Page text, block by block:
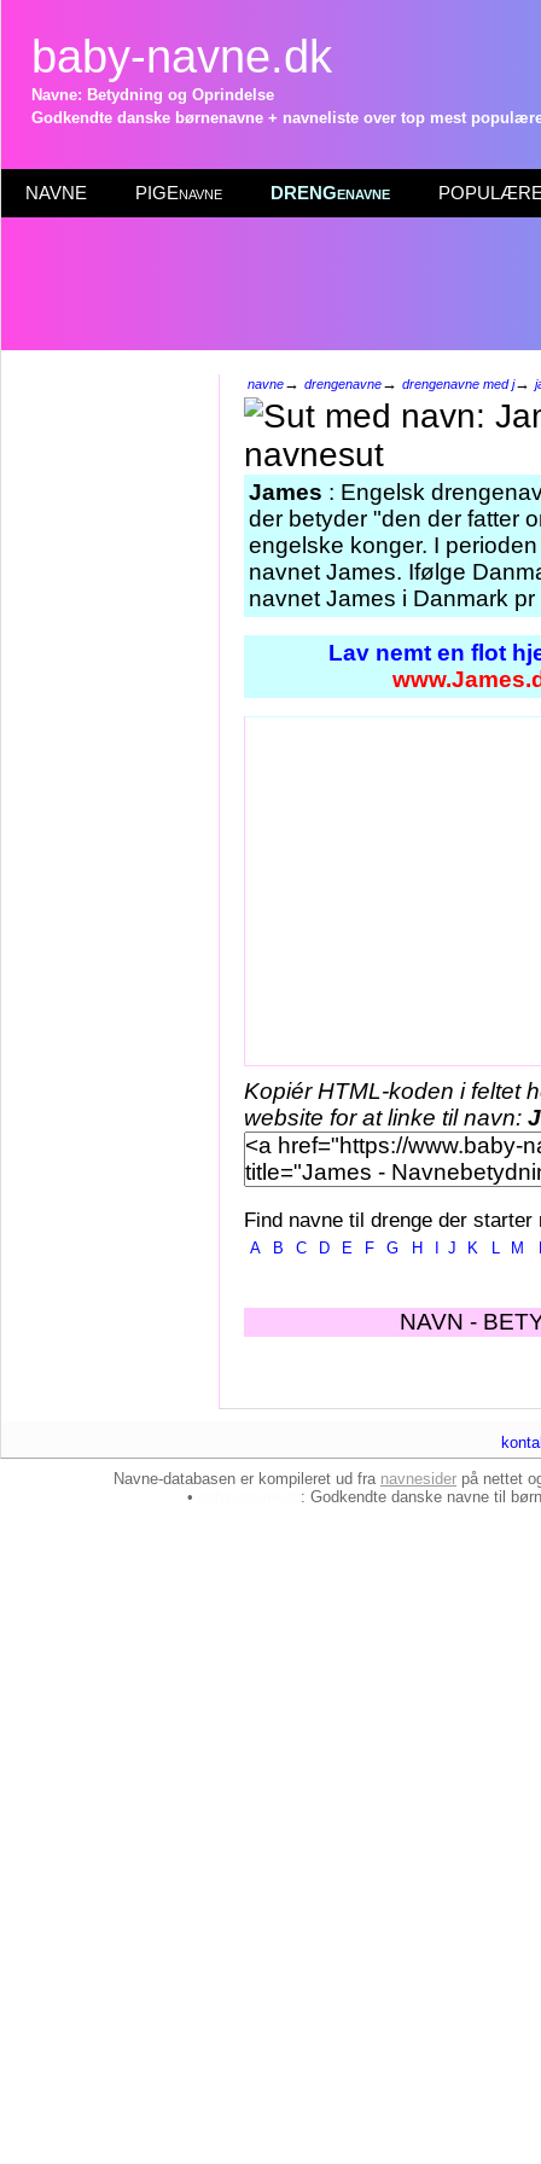
baby-navne.dk
Navne: Betydning og Oprindelse
Godkendte danske børnenavne + navneliste over top mest
NAVNE PIGEnavne DRENGenavne POPULÆRE
navne→ drengenavne→ drengenavne med j→
James : Engelsk
der betyder "den der fatter
engelske konger. I
navnet James. Ifølge
navnet James i Danmark
Lav nemt en flot
Kopiér HTML-koden i feltet
website for at linke til navn:
Find navne til drenge der starter
A B C D E F G H J K L M
NAVN -
Navne-databasen er kompileret ud fra navnesider på nettet
•
: Godkendte danske navne til børn